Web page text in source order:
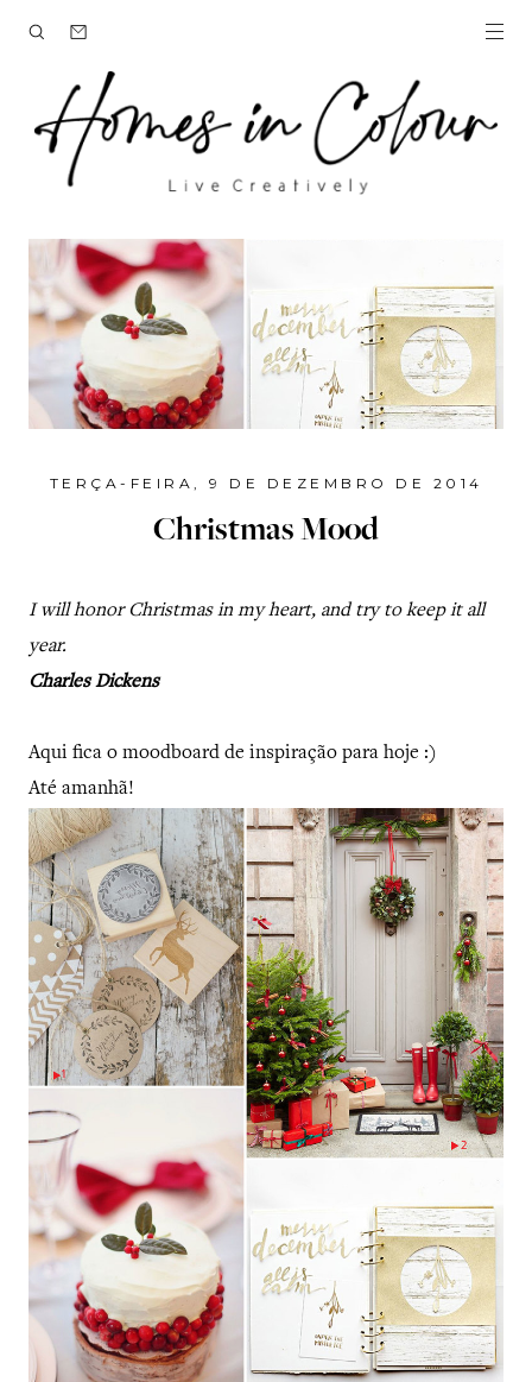
TERÇA-FEIRA, 9 DE DEZEMBRO DE 2014
Christmas Mood
I will honor Christmas in my heart, and try to keep it all
year.
Charles Dickens
Aqui fica o moodboard de inspiração para hoje :)
Até amanhã!